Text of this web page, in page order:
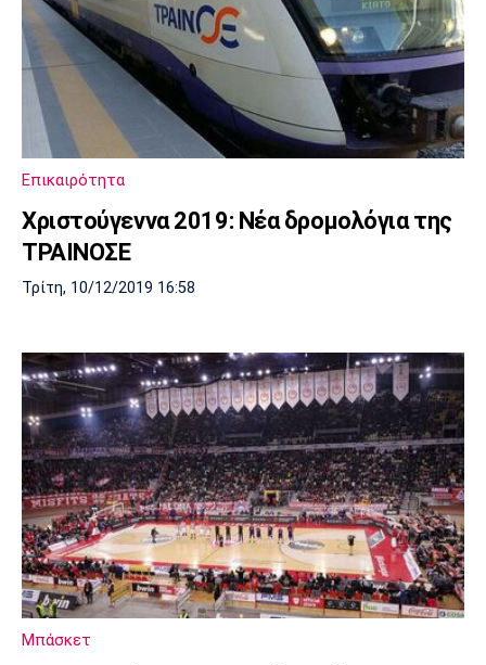
Επικαιρότητα
Χριστούγεννα 2019: Νέα δρομολόγια της
ΤΡΑΙΝΟΣΕ
Τρίτη, 10/12/2019 16:58
Μπάσκετ